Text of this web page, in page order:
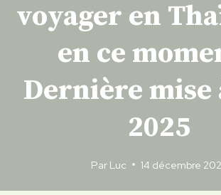
voyager en
en ce
Dernière mise
2025
Par Luc 14 décembre